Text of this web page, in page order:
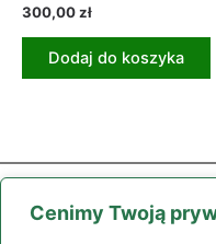
Cenimy Twoją
Oceniono
0
na
300,00zł
Dodaj do koszyka